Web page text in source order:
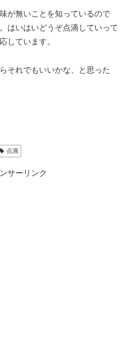
が無いことを知っているので
はいはいどうぞ点滴していって
しています。
それでもいいかな、と思った
点滴
サーリンク